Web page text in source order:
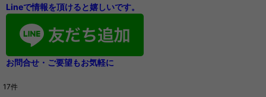
Lineで情報を頂けると嬉しいです。
お問合せ・ご要望もお気軽に
17件